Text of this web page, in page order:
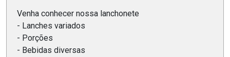
Venha conhecer nossa lanchonete
- Lanches variados
- Porções
- Bebidas diversas